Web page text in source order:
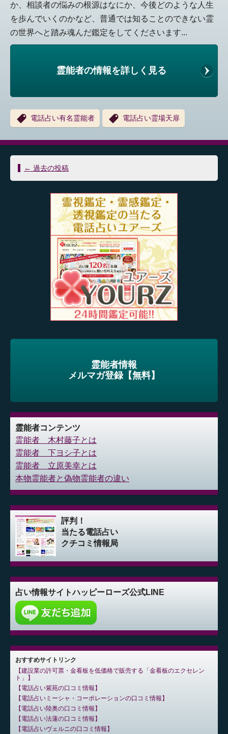
か、相談者の悩みの根源はなにか、今後どのような人生
を歩んでいくのかなど、普通では知ることのできない霊
の世界へと踏み魂んだ鑑定をしてくださいます...
霊能者の情報を詳しく見る
電話占い有名霊能者 電話占い霊場天扉
投 ← 過去の投稿
霊能者情報
メルマガ登録【無料】
霊能者コンテンツ
霊能者 木村藤子とは
霊能者 下ヨシ子とは
霊能者 立原美幸とは
本物霊能者と偽物霊能者の違い
評判！
当たる電話占い
クチコミ情報局
占い情報サイトハッピーローズ公式LINE
おすすめサイトリンク
建設業の許可票・金看板を低価格で販売する「金看板のエクセレン
ト」
電話占い紫苑の口コミ情報
電話占いミーシャ・コーポレーションの口コミ情報
電話占い陸奥の口コミ情報
電話占い法蓮の口コミ情報
電話占いヴェルニの口コミ情報